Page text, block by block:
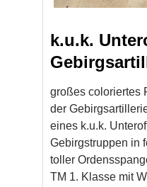
k.u.k.
großes coloriertes
der
eines k.u.k.
Gebirgstruppen in
toller
TM 1. Klasse mit